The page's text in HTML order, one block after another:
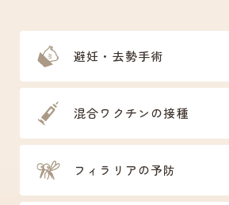
避妊・去勢手術
混合ワクチンの接種
フィラリアの予防